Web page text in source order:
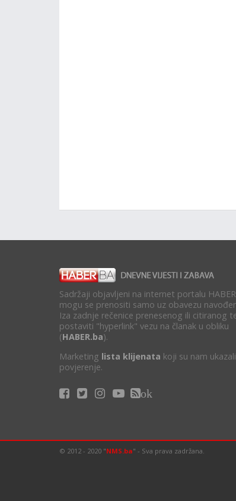
Sadržaji objavljeni na internet portalu
mogu se prenositi samo uz obavezu
Iza zadnje rečenice prenesenog ili citiranog
postaviti "hyperlink" vezu na članak u obliku
(HABER.ba).
Marketing lista klijenata koji su nam ukazali
povjerenje.
ok
© 2012 - 2020 "NMS.ba" - Sva prava zadržana.